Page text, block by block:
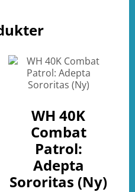
WH 40K
Combat
Patrol:
Adepta
Sororitas (Ny)